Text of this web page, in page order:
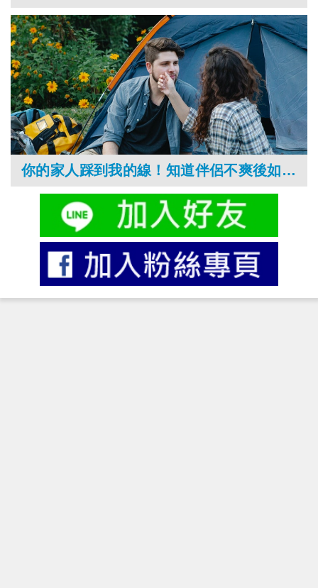
你的家人踩到我的線！知道伴侶不爽後如何承接、破鏡能否重圓？